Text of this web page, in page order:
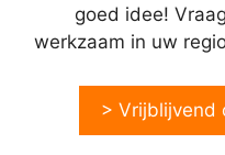
goed idee!
werkzaam in uw
> Vrijblijvend